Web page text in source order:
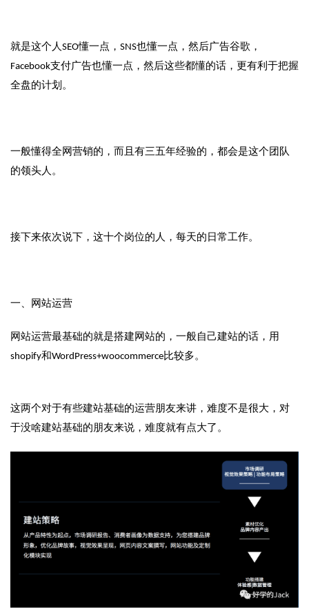
就是这个人SEO懂一点，SNS也懂一点，然后广告谷歌，
Facebook支付广告也懂一点，然后这些都懂的话，更有利于把握
全盘的计划。
一般懂得全网营销的，而且有三五年经验的，都会是这个团队
的领头人。
接下来依次说下，这十个岗位的人，每天的日常工作。
一、网站运营
网站运营最基础的就是搭建网站的，一般自己建站的话，用
shopify和WordPress+woocommerce比较多。
这两个对于有些建站基础的运营朋友来讲，难度不是很大，对
于没啥建站基础的朋友来说，难度就有点大了。